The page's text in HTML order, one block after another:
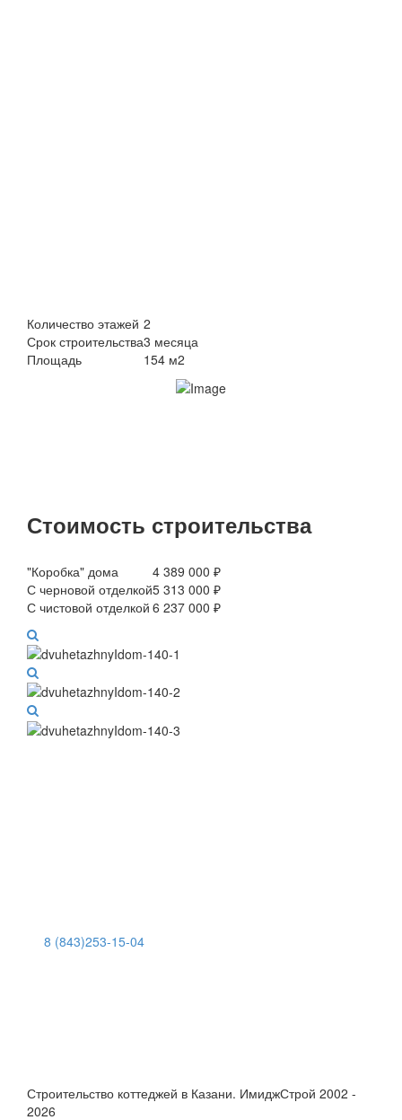
Количество этажей 2
Срок строительства3 месяца
Площадь
154 м2
Стоимость строительства
"Коробка" дома
4 389 000 ₽
С черновой отделкой5 313 000 ₽
С чистовой отделкой 6 237 000 ₽
8 (843)253-15-04
Строительство коттеджей в Казани. ИмиджСтрой 2002 -
2026